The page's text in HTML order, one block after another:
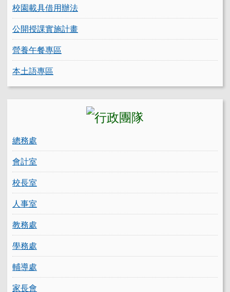
校園載具借用辦法
公開授課實施計畫
營養午餐專區
本土語專區
總務處
會計室
校長室
人事室
教務處
學務處
輔導處
家長會